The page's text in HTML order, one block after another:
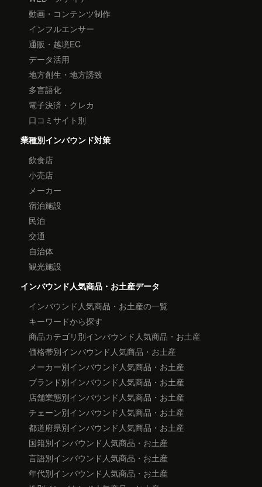
動画・コンテンツ制作
インフルエンサー
通販・越境EC
データ活用
地方創生・地方誘致
多言語化
電子決済・クレカ
口コミサイト別
業種別インバウンド対策
飲食店
小売店
メーカー
宿泊施設
民泊
交通
自治体
観光施設
インバウンド人気商品・お土産データ
インバウンド人気商品・お土産の一覧
キーワードから探す
商品カテゴリ別インバウンド人気商品・お土産
価格帯別インバウンド人気商品・お土産
メーカー別インバウンド人気商品・お土産
ブランド別インバウンド人気商品・お土産
店舗業態別インバウンド人気商品・お土産
チェーン別インバウンド人気商品・お土産
都道府県別インバウンド人気商品・お土産
国籍別インバウンド人気商品・お土産
言語別インバウンド人気商品・お土産
年代別インバウンド人気商品・お土産